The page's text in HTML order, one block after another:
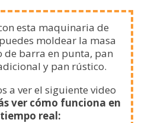
esta maquinaria de
moldear la masa
de barra en punta, pan
y pan rústico.
a ver el siguiente video
ver cómo funciona en
tiempo real: